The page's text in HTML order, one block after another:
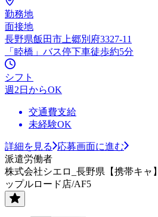
勤務地
面接地
長野県飯田市上郷別府3327-11
「睦橋」バス停下車徒歩約5分
シフト
週2日からOK
交通費支給
未経験OK
詳細を見る
応募画面に進む
派遣労働者
株式会社シエロ_長野県【携帯キャ
ップルロード店/AF5